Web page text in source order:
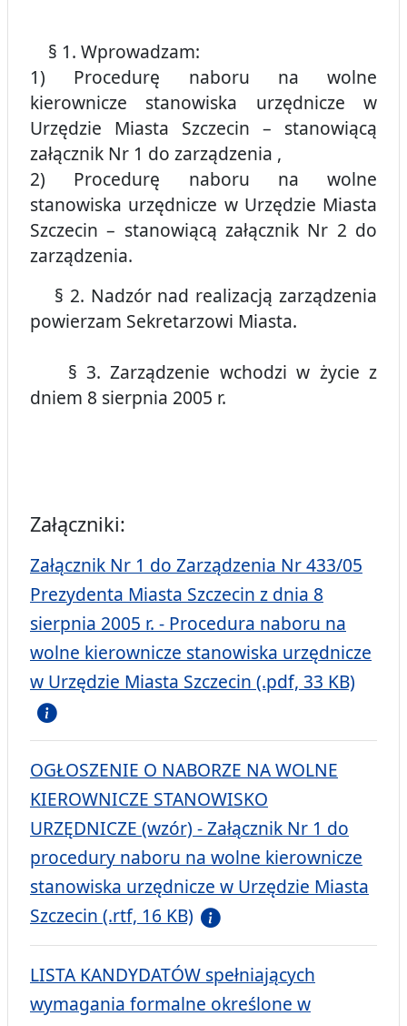
§ 1. Wprowadzam:
1) Procedurę naboru na wolne
kierownicze stanowiska urzędnicze w
Urzędzie Miasta Szczecin – stanowiącą
załącznik Nr 1 do zarządzenia ,
2) Procedurę naboru na wolne
stanowiska urzędnicze w Urzędzie Miasta
Szczecin – stanowiącą załącznik Nr 2 do
zarządzenia.
§ 2. Nadzór nad realizacją zarządzenia
powierzam Sekretarzowi Miasta.
§ 3. Zarządzenie wchodzi w życie z
dniem 8 sierpnia 2005 r.
Załączniki:
Załącznik Nr 1 do Zarządzenia Nr 433/05
Prezydenta Miasta Szczecin z dnia 8
sierpnia 2005 r. - Procedura naboru na
wolne kierownicze stanowiska urzędnicze
w Urzędzie Miasta Szczecin (.pdf, 33 KB)
OGŁOSZENIE O NABORZE NA WOLNE
KIEROWNICZE STANOWISKO
URZĘDNICZE (wzór) - Załącznik Nr 1 do
procedury naboru na wolne kierownicze
stanowiska urzędnicze w Urzędzie Miasta
Szczecin (.rtf, 16 KB)
LISTA KANDYDATÓW spełniających
wymagania formalne określone w